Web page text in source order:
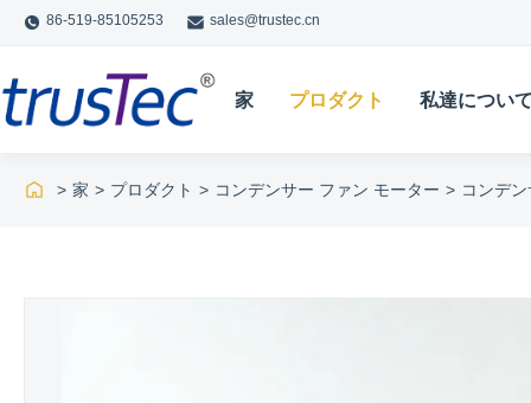
86-519-85105253 sales@trustec.cn
家 プロダクト 私達につい
> 家 > プロダクト > コンデンサー ファン モーター > コンデ